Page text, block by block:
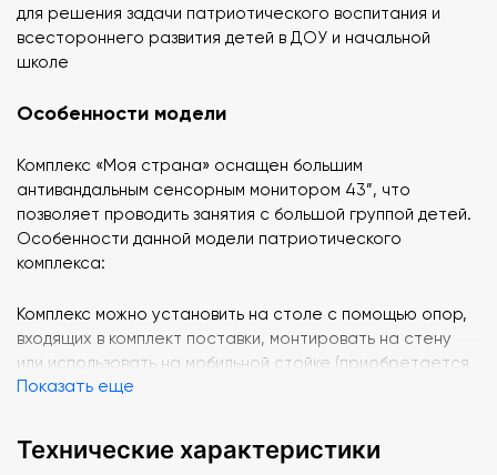
для решения задачи патриотического воспитания и
всестороннего развития детей в ДОУ и начальной
школе
Особенности модели
Комплекс «Моя страна» оснащен большим
антивандальным сенсорным монитором 43”, что
позволяет проводить занятия с большой группой детей.
Особенности данной модели патриотического
комплекса:
Комплекс можно установить на столе с помощью опор,
входящих в комплект поставки, монтировать на стену
или использовать на мобильной стойке (приобретается
дополнительно)
дополнительным защитным покрытием
Использован антивандальный высокочувствительный
Показать еще
Технические характеристики